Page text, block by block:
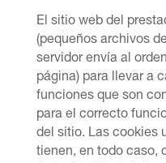
El sitio web del
(pequeños archivos
servidor envía al
página) para llevar a
funciones que son
para el correcto
del sitio. Las cookies
tienen, en todo caso,